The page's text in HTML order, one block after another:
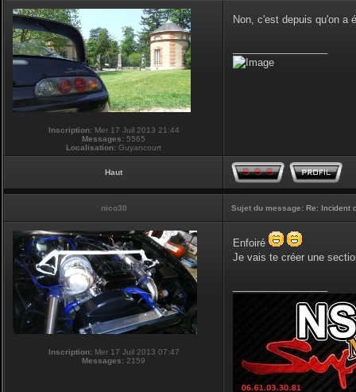
Inscription:Mer 17 Juil 2013 21:44
Messages: 5565
Localisation: Guyancourt
Non, c'est depuis qu'on a
Haut
nico30 Sujet du message: Re: Incident
Inscription:Mer 17 Juil 2013 07:47
Messages: 2159
Enfoiré
Je vais te créer une